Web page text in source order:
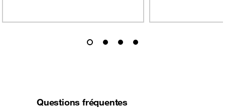
Questions fréquentes